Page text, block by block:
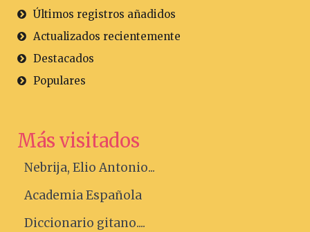
Últimos registros añadidos
Actualizados recientemente
Destacados
Populares
Más visitados
Nebrija, Elio Antonio...
Academia Española
Diccionario gitano....